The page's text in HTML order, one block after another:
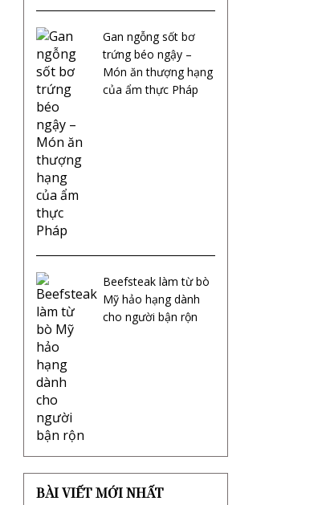
Gan ngỗng sốt bơ
trứng béo ngậy –
Món ăn thượng hạng
của ẩm thực Pháp
Beefsteak làm từ bò
Mỹ hảo hạng dành
cho người bận rộn
BÀI VIẾT MỚI NHẤT